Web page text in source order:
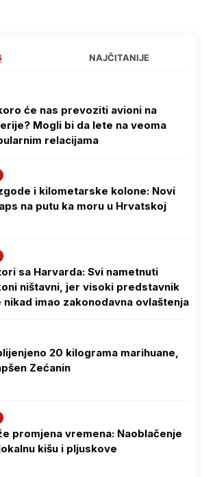
NAJČITANIJE
će nas prevoziti avioni na
Mogli bi da lete na veoma
relacijama
i kilometarske kolone: Novi
na putu ka moru u Hrvatskoj
sa Harvarda: Svi nametnuti
ništavni, jer visoki predstavnik
nikad imao zakonodavna ovlaštenja
20 kilograma marihuane,
Zećanin
promjena vremena: Naoblačenje
kišu i pljuskove